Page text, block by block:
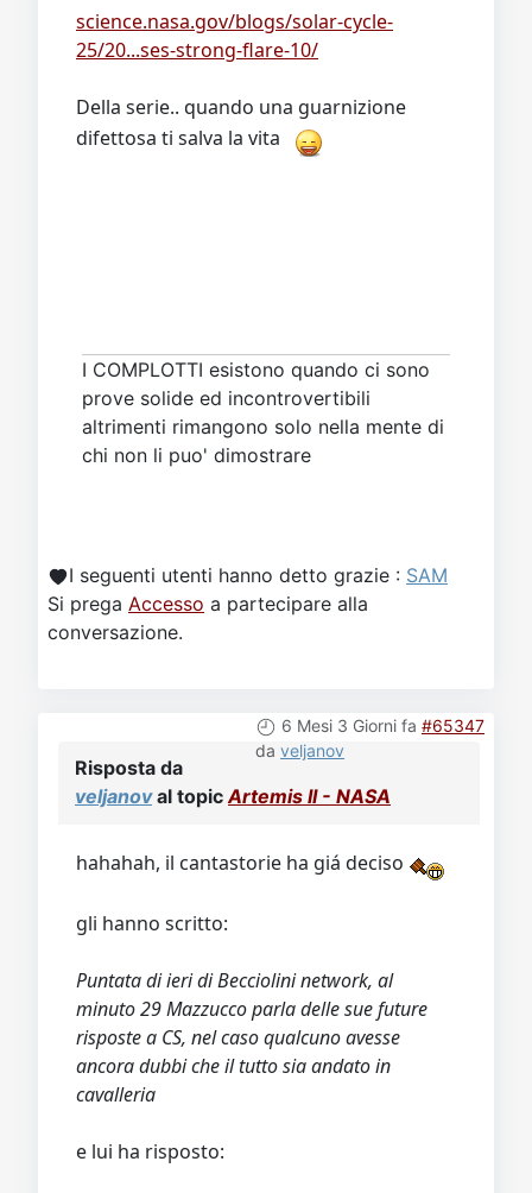
science.nasa.gov/blogs/solar-cycle-
25/20...ses-strong-flare-10/
Della serie.. quando una guarnizione
difettosa ti salva la vita
I COMPLOTTI esistono quando ci sono
prove solide ed incontrovertibili
altrimenti rimangono solo nella mente di
chi non li puo' dimostrare
I seguenti utenti hanno detto grazie : SAM
Si prega Accesso a partecipare alla
conversazione.
6 Mesi 3 Giorni fa #65347
da veljanov
Risposta da
veljanoval topic Artemis II - NASA
hahahah, il cantastorie ha giá deciso
gli hanno scritto:
Puntata di ieri di Becciolini network, al
minuto 29 Mazzucco parla delle sue future
risposte a CS, nel caso qualcuno avesse
ancora dubbi che il tutto sia andato in
cavalleria
e lui ha risposto: